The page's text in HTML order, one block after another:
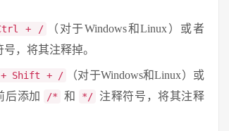
+ / （对于Windows和Linux）或者
号，将其注释掉。
Shift + /
（对于Windows和Linux）或
后添加 /* 和 */
注释符号，将其注释